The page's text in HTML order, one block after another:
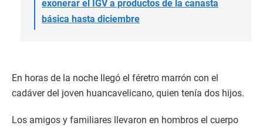
exonerar el IGV a productos de la canasta
básica hasta diciembre
En horas de la noche llegó el féretro marrón con el
cadáver del joven huancavelicano, quien tenía dos hijos.
Los amigos y familiares llevaron en hombros el cuerpo